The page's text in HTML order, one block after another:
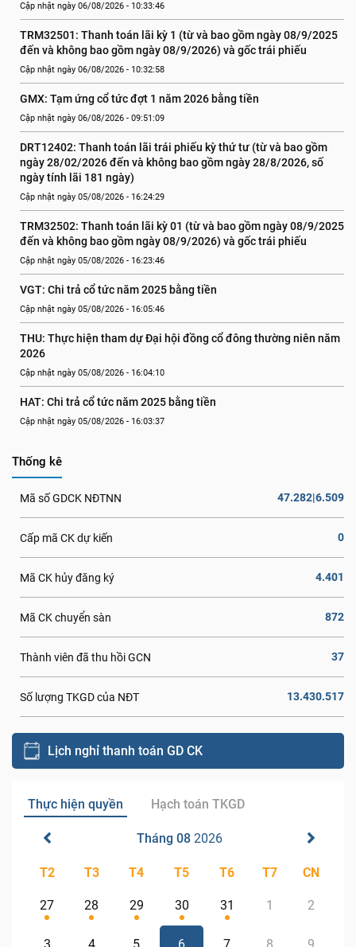
Cập nhật ngày 06/08/2026 - 10:33:46
TRM32501: Thanh toán lãi kỳ 1 (từ và bao gồm ngày 08/9/2025
đến và không bao gồm ngày 08/9/2026) và gốc trái phiếu
Cập nhật ngày 06/08/2026 - 10:32:58
GMX: Tạm ứng cổ tức đợt 1 năm 2026 bằng tiền
Cập nhật ngày 06/08/2026 - 09:51:09
DRT12402: Thanh toán lãi trái phiếu kỳ thứ tư (từ và bao gồm
ngày 28/02/2026 đến và không bao gồm ngày 28/8/2026, số
ngày tính lãi 181 ngày)
Cập nhật ngày 05/08/2026 - 16:24:29
TRM32502: Thanh toán lãi kỳ 01 (từ và bao gồm ngày 08/9/2025
đến và không bao gồm ngày 08/9/2026) và gốc trái phiếu
Cập nhật ngày 05/08/2026 - 16:23:46
VGT: Chi trả cổ tức năm 2025 bằng tiền
Cập nhật ngày 05/08/2026 - 16:05:46
THU: Thực hiện tham dự Đại hội đồng cổ đông thường niên năm
2026
Cập nhật ngày 05/08/2026 - 16:04:10
HAT: Chi trả cổ tức năm 2025 bằng tiền
Cập nhật ngày 05/08/2026 - 16:03:37
Thống kê
Mã số GDCK NĐTNN 47.282|6.509
Cấp mã CK dự kiến 0
Mã CK hủy đăng ký 4.401
Mã CK chuyển sàn 872
Thành viên đã thu hồi GCN 37
Số lượng TKGD của NĐT 13.430.517
Lịch nghỉ thanh toán GD CK
Thực hiện quyền Hạch toán TKGD
Tháng 08 2026
T2 T3 T4 T5 T6 T7 CN
27 28 29 30 31 1 2